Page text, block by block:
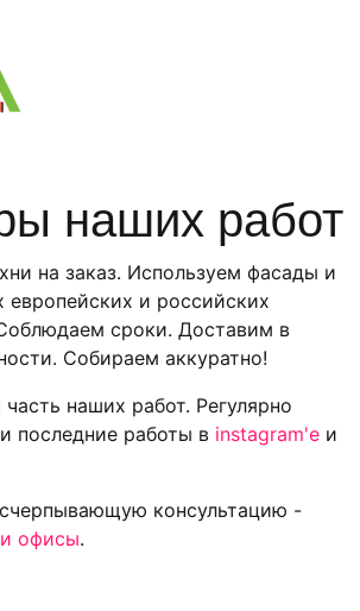
наших работ
на заказ. Используем фасады и
европейских и российских
сроки. Доставим в
Собираем аккуратно!
наших работ. Регулярно
последние работы в instagram'е и
консультацию -
офисы.